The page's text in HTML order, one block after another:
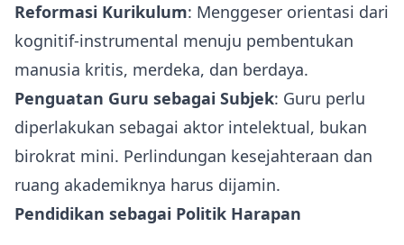
Reformasi Kurikulum: Menggeser orientasi dari
kognitif-instrumental menuju pembentukan
manusia kritis, merdeka, dan berdaya.
Penguatan Guru sebagai Subjek: Guru perlu
diperlakukan sebagai aktor intelektual, bukan
birokrat mini. Perlindungan kesejahteraan dan
ruang akademiknya harus dijamin.
Pendidikan sebagai Politik Harapan